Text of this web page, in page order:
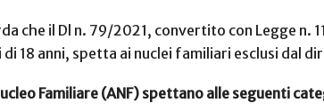
che il Dl n. 79/2021, convertito con Legge
18 anni, spetta ai nuclei familiari esclusi dal
Familiare (ANF) spettano alle seguenti